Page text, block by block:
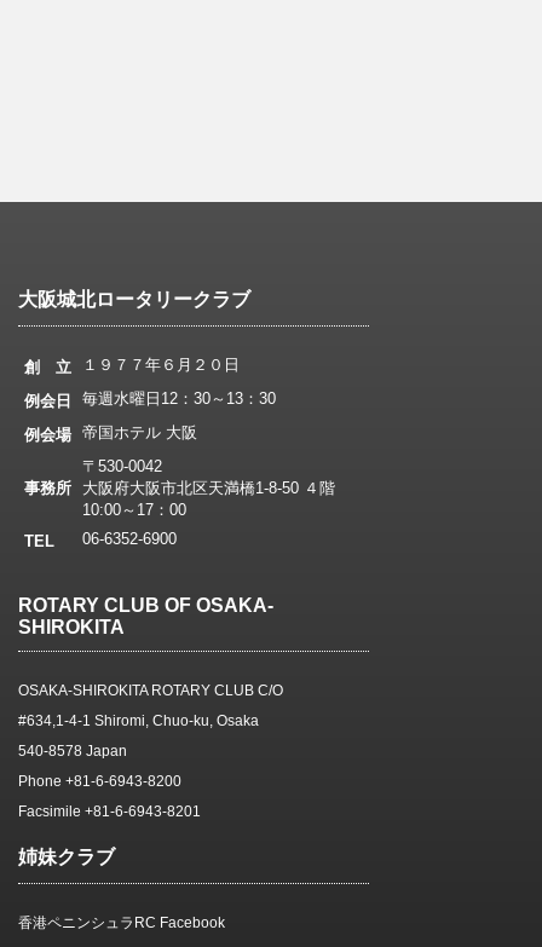
大阪城北ロータリークラブ
創 立
１９７７年６月２０日
例会日
毎週水曜日12：30～13：30
例会場 帝国ホテル 大阪
事務所
〒530-0042
大阪府大阪市北区天満橋1-8-50 ４階
10:00～17：00
TEL
06-6352-6900
ROTARY CLUB OF OSAKA-
SHIROKITA
OSAKA-SHIROKITA ROTARY CLUB C/O
#634,1-4-1 Shiromi, Chuo-ku, Osaka
540-8578 Japan
Phone +81-6-6943-8200
Facsimile +81-6-6943-8201
姉妹クラブ
香港ペニンシュラRC Facebook